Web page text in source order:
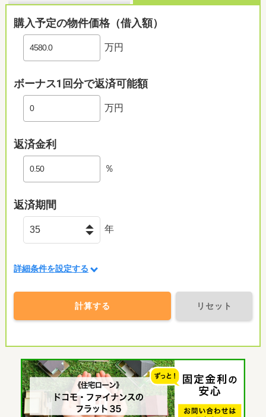
購入予定の物件価格（借入額）
万円
ボーナス1回分で返済可能額
万円
返済金利
％
返済期間
年
詳細条件を設定する
計算する リセット